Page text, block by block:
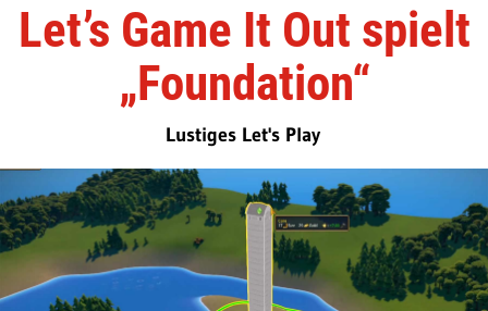
Let’s Game It Out spielt
„Foundation“
Lustiges Let's Play